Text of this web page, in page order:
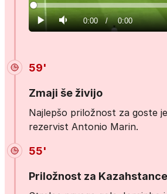
Predvajaj
Tiho Current
0:00 / Duration
0:00
Loaded:
0%
59'
Zmaji še živijo
Najlepšo priložnost za goste
rezervist Antonio Marin.
55'
Priložnost za Kazahstance